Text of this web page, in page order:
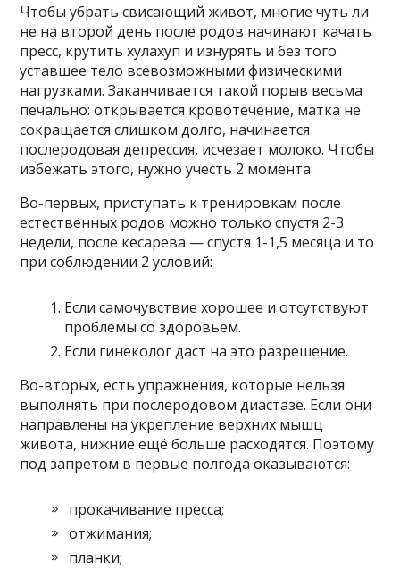
Чтобы убрать свисающий живот, многие чуть ли
не на второй день после родов начинают качать
пресс, крутить хулахуп и изнурять и без того
уставшее тело всевозможными физическими
нагрузками. Заканчивается такой порыв весьма
печально: открывается кровотечение, матка не
сокращается слишком долго, начинается
послеродовая депрессия, исчезает молоко. Чтобы
избежать этого, нужно учесть 2 момента.
Во-первых, приступать к тренировкам после
естественных родов можно только спустя 2-3
недели, после кесарева — спустя 1-1,5 месяца и то
при соблюдении 2 условий:
Если самочувствие хорошее и отсутствуют
проблемы со здоровьем.
Если гинеколог даст на это разрешение.
Во-вторых, есть упражнения, которые нельзя
выполнять при послеродовом диастазе. Если они
направлены на укрепление верхних мышц
живота, нижние ещё больше расходятся. Поэтому
под запретом в первые полгода оказываются:
прокачивание пресса;
отжимания;
планки;